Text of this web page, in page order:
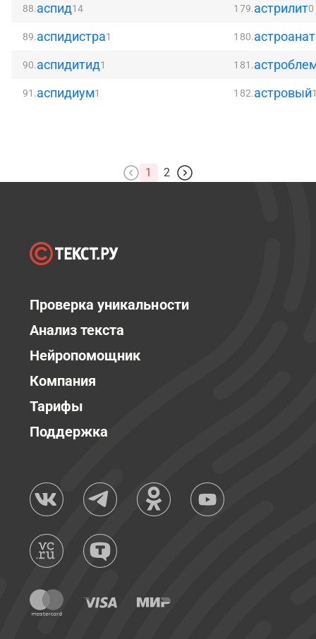
88.аспид14
89.аспидистра1
90.аспидитид1
91.аспидиум1
179.астрилит0
180.
181.
182.астровый
1 2
Проверка уникальности
Анализ текста
Нейропомощник
Компания
Тарифы
Поддержка